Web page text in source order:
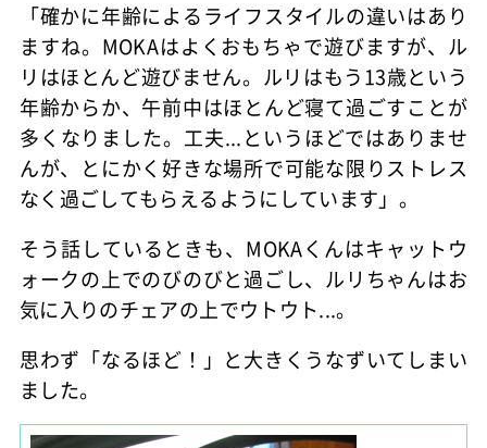
「確かに年齢によるライフスタイルの違いはあり
ますね。MOKAはよくおもちゃで遊びますが、ル
リはほとんど遊びません。ルリはもう13歳という
年齢からか、午前中はほとんど寝て過ごすことが
多くなりました。工夫...というほどではありませ
んが、とにかく好きな場所で可能な限りストレス
なく過ごしてもらえるようにしています」。
そう話しているときも、MOKAくんはキャットウ
ォークの上でのびのびと過ごし、ルリちゃんはお
気に入りのチェアの上でウトウト...。
思わず「なるほど！」と大きくうなずいてしまい
ました。